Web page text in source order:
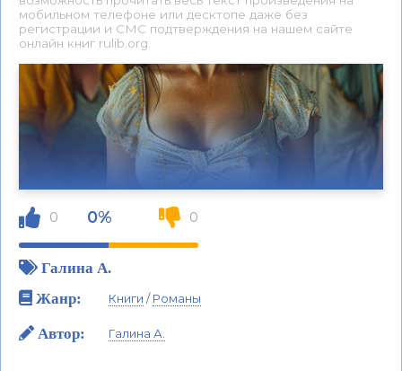
мобильном телефоне или десктопе даже без
регистрации и СМС подтверждения на нашем сайте
онлайн книг rulib.org.
0 0% 0
Галина А.
Жанр:
Книги /Романы
Автор: Галина А.